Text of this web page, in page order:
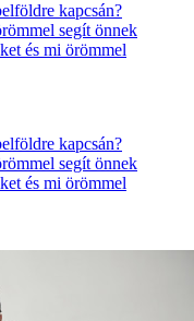
kapcsán?
segít önnek
és mi örömmel
kapcsán?
segít önnek
és mi örömmel